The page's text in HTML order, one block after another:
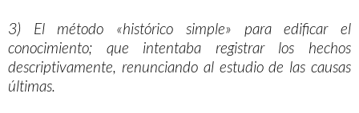
3) El método «histórico simple» para edificar el
conocimiento; que intentaba registrar los hechos
descriptivamente, renunciando al estudio de las causas
últimas.